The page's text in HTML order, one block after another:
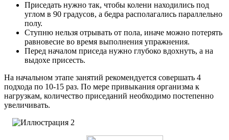
Приседать нужно так, чтобы колени находились под
углом в 90 градусов, а бедра располагались параллельно
полу.
Ступню нельзя отрывать от пола, иначе можно потерять
равновесие во время выполнения упражнения.
Перед началом приседа нужно глубоко вдохнуть, а на
выдохе присесть.
На начальном этапе занятий рекомендуется совершать 4
подхода по 10-15 раз. По мере привыкания организма к
нагрузкам, количество приседаний необходимо постепенно
увеличивать.